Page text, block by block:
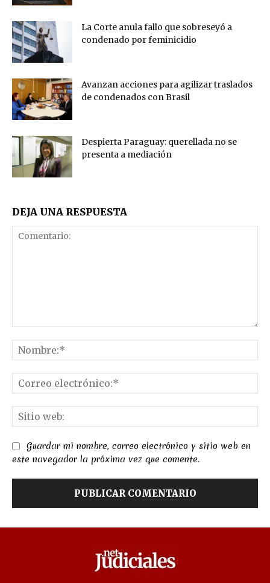
La Corte anula fallo que sobreseyó a
condenado por feminicidio
Avanzan acciones para agilizar traslados
de condenados con Brasil
Despierta Paraguay: querellada no se
presenta a mediación
DEJA UNA RESPUESTA
Guardar mi nombre, correo electrónico y sitio web en
este navegador la próxima vez que comente.